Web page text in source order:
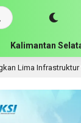
Kalimantan
ke BPJN XI